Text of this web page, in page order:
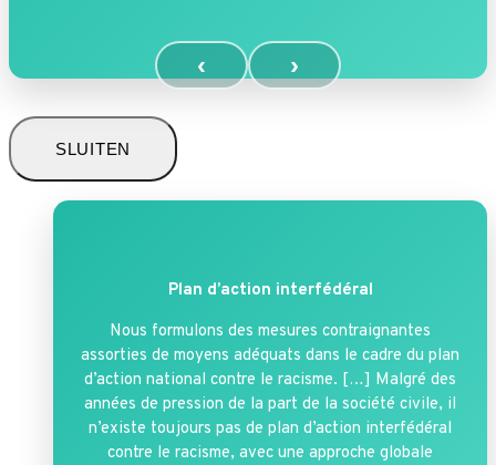
‹ ›
SLUITEN
Plan d’action interfédéral
Nous formulons des mesures contraignantes
assorties de moyens adéquats dans le cadre du plan
d’action national contre le racisme. […] Malgré des
années de pression de la part de la société civile, il
n’existe toujours pas de plan d’action interfédéral
contre le racisme, avec une approche globale